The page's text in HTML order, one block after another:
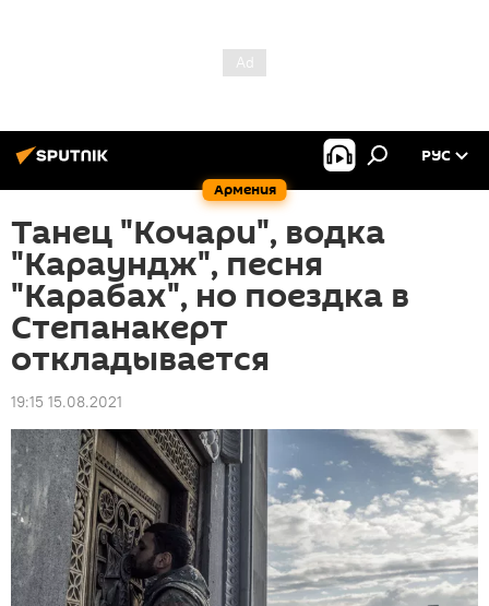
Армения
РУС
Танец "Кочари", водка
"Караундж", песня
"Карабах", но поездка в
Степанакерт
откладывается
19:15 15.08.2021